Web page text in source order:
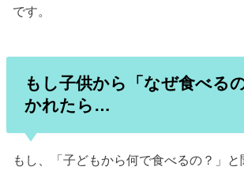
です。
もし子供から「なぜ食べる
かれたら…
もし、「子どもから何で食べるの？」と